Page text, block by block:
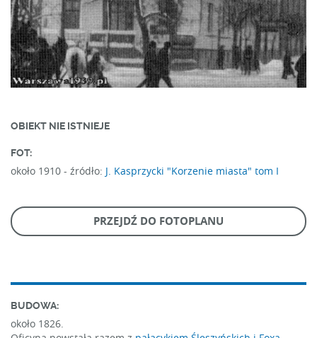
OBIEKT NIE ISTNIEJE
FOT:
około 1910 - źródło: J. Kasprzycki "Korzenie miasta" tom I
PRZEJDŹ DO FOTOPLANU
BUDOWA:
około 1826.